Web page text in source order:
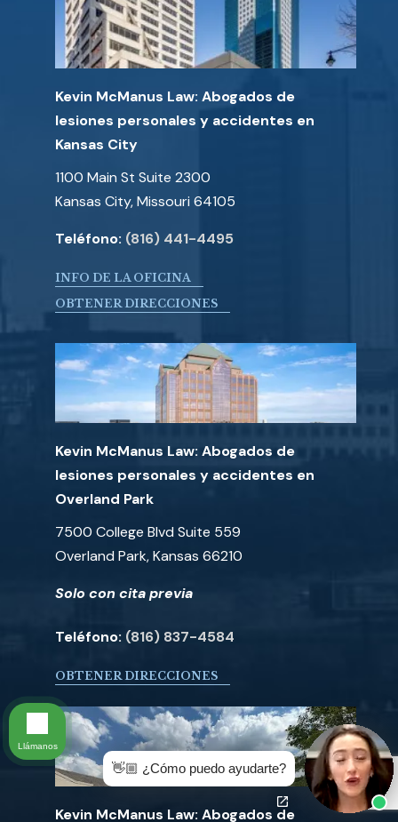
Kevin McManus Law: Abogados de
lesiones personales y accidentes en
Kansas City
1100 Main St Suite 2300
Kansas City, Missouri 64105
Teléfono: (816) 441-4495
INFO DE LA OFICINA
OBTENER DIRECCIONES
Kevin McManus Law: Abogados de
lesiones personales y accidentes en
Overland Park
7500 College Blvd Suite 559
Overland Park, Kansas 66210
Solo con cita previa
Teléfono: (816) 837-4584
OBTENER DIRECCIONES
Kevin McManus Law: Abogados de
👋🏼 ¿Cómo puedo ayudarte?
Llámanos